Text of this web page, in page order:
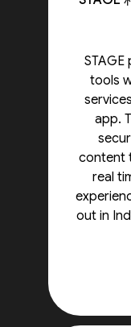
tools
app.
content
real
out in